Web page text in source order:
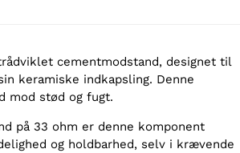
cementmodstand, designet til
keramiske indkapsling. Denne
mod stød og fugt.
på 33 ohm er denne komponent
og holdbarhed, selv i krævende